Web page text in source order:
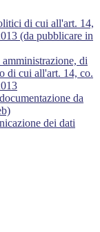
di cui all'art. 14,
(da pubblicare in
di
di cui all'art. 14, co.
da
dei dati